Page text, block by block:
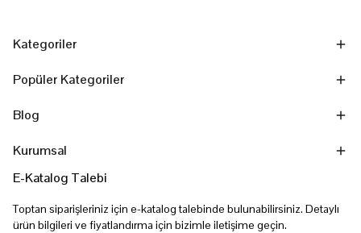
Kategoriler
Popüler Kategoriler
Blog
Kurumsal
E-Katalog Talebi
Toptan siparişleriniz için e-katalog talebinde bulunabilirsiniz. Detaylı
ürün bilgileri ve fiyatlandırma için bizimle iletişime geçin.